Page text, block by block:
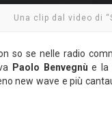
Una clip dal video di
so se nelle radio
Paolo Benvegnù e la
new wave e più